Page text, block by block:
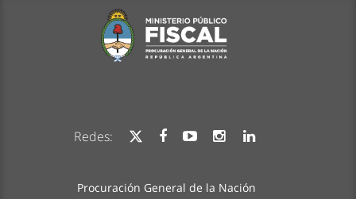
Redes:
Procuración General de la Nación